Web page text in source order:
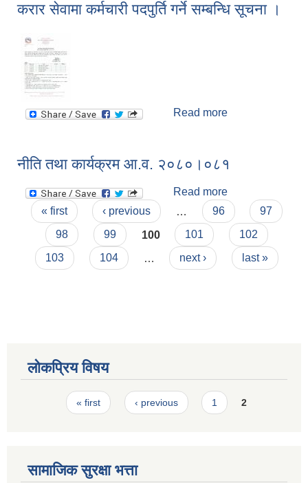
करार सेवामा कर्मचारी पदपुर्ति गर्ने सम्बन्धि सूचना ।
Read more
नीति तथा कार्यक्रम आ.व. २०८०।०८१
Read more
कार्यक्रम आ.व.
२०८०।०८१
Pages
« first ‹ previous 96
97
98
99 100 101
102
103
104 next › last »
लोकप्रिय विषय
Pages« first ‹ previous 1 2
सामाजिक सुरक्षा भत्ता